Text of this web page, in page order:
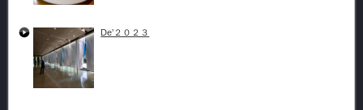
De’２０２３